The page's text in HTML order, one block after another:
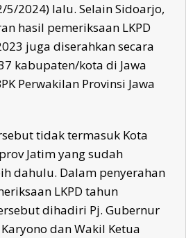
5/2024) lalu. Selain Sidoarjo,
hasil pemeriksaan LKPD
juga diserahkan secara
kabupaten/kota di Jawa
Perwakilan Provinsi Jawa
tidak termasuk Kota
Jatim yang sudah
dahulu. Dalam penyerahan
LKPD tahun
dihadiri Pj. Gubernur
dan Wakil Ketua